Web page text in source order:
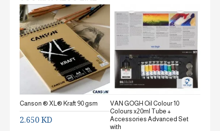
Canson ® XL® Kraft 90 gsm
2.650 KD
VAN GOGH Oil Colour 10
Colours x20ml Tube +
Accessories Advanced Set
with